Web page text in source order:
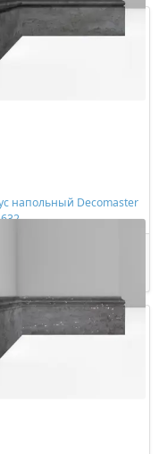
напольный Decomaster